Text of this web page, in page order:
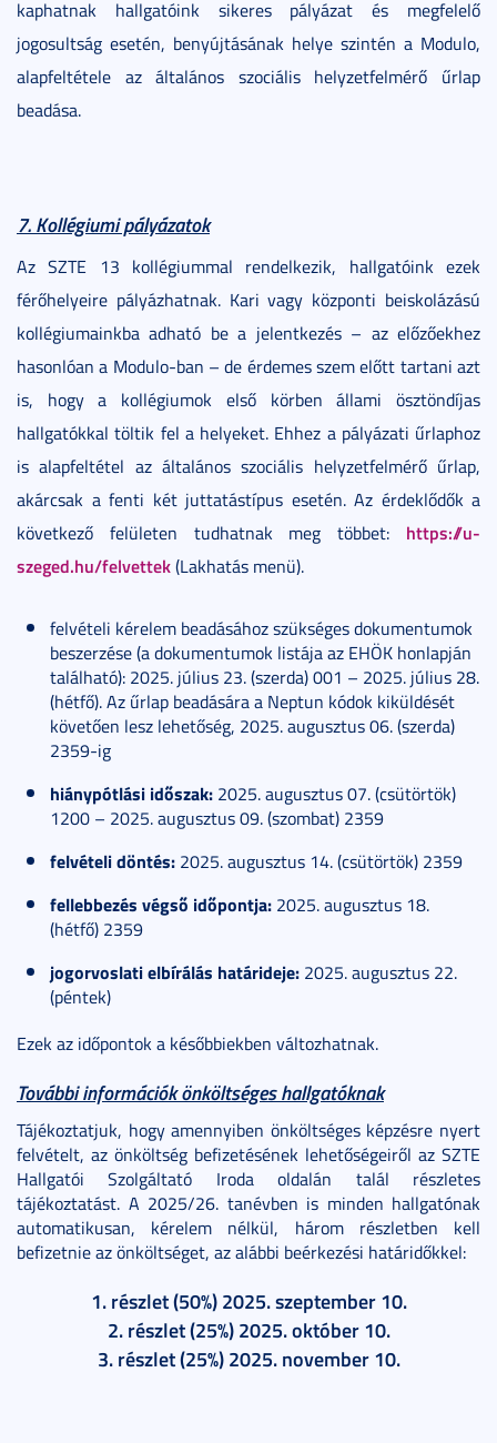
kaphatnak hallgatóink sikeres pályázat és megfelelő
jogosultság esetén, benyújtásának helye szintén a Modulo,
alapfeltétele az általános szociális helyzetfelmérő űrlap
beadása.
7. Kollégiumi pályázatok
Az SZTE 13 kollégiummal rendelkezik, hallgatóink ezek
férőhelyeire pályázhatnak. Kari vagy központi beiskolázású
kollégiumainkba adható be a jelentkezés – az előzőekhez
hasonlóan a Modulo-ban – de érdemes szem előtt tartani azt
is, hogy a kollégiumok első körben állami ösztöndíjas
hallgatókkal töltik fel a helyeket. Ehhez a pályázati űrlaphoz
is alapfeltétel az általános szociális helyzetfelmérő űrlap,
akárcsak a fenti két juttatástípus esetén. Az érdeklődők a
következő felületen tudhatnak meg többet:
https://u-
szeged.hu/felvettek(Lakhatás menü).
felvételi kérelem beadásához szükséges dokumentumok
beszerzése (a dokumentumok listája az EHÖK honlapján
található): 2025. július 23. (szerda) 001 – 2025. július 28.
(hétfő). Az űrlap beadására a Neptun kódok kiküldését
követően lesz lehetőség, 2025. augusztus 06. (szerda)
2359-ig
hiánypótlási időszak: 2025. augusztus 07. (csütörtök)
1200 – 2025. augusztus 09. (szombat) 2359
felvételi döntés: 2025. augusztus 14. (csütörtök) 2359
fellebbezés végső időpontja: 2025. augusztus 18.
(hétfő) 2359
jogorvoslati elbírálás határideje: 2025. augusztus 22.
(péntek)
Ezek az időpontok a későbbiekben változhatnak.
További információk önköltséges hallgatóknak
Tájékoztatjuk, hogy amennyiben önköltséges képzésre nyert
felvételt, az önköltség befizetésének lehetőségeiről az SZTE
Hallgatói Szolgáltató Iroda oldalán talál részletes
tájékoztatást. A 2025/26. tanévben is minden hallgatónak
automatikusan, kérelem nélkül, három részletben kell
befizetnie az önköltséget, az alábbi beérkezési határidőkkel:
1. részlet (50%) 2025. szeptember 10.
2. részlet (25%) 2025. október 10.
3. részlet (25%) 2025. november 10.